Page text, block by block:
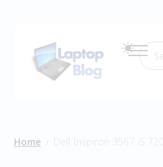
Home Dell Inspiron 3567 i5